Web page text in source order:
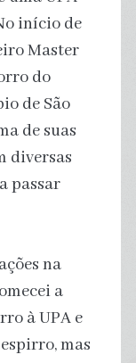
início de
Master
do
de São
de suas
diversas
passar
na
a
à UPA e
mas